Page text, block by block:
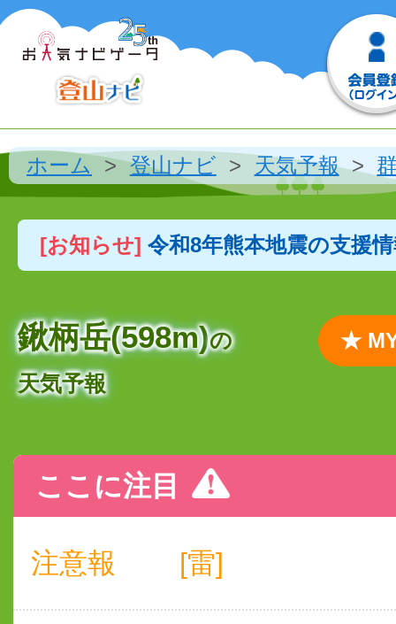
ホーム 登山ナビ 天気予報
[お知らせ] 令和8年熊本地震の支援
鍬柄岳(598m)の
天気予報
★
ここに注目
注意報 [雷]